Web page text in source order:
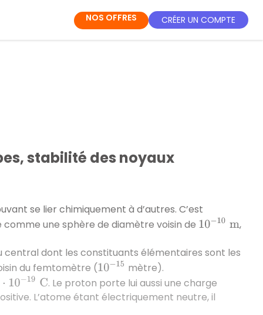
NOS OFFRES CRÉER UN COMPTE
stabilité des noyaux
se lier chimiquement à d’autres. C’est
une sphère de diamètre voisin de 10−10m ,
central dont les constituants élémentaires sont les
du femtomètre (10−15
mètre).
− 19C
. Le proton porte lui aussi une charge
L’atome étant électriquement neutre, il